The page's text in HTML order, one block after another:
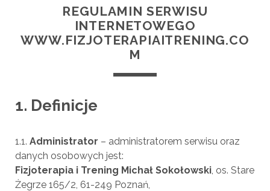
REGULAMIN SERWISU
INTERNETOWEGO
WWW.FIZJOTERAPIAITRENING.CO
M
1. Definicje
1.1. Administrator – administratorem serwisu oraz
danych osobowych jest:
Fizjoterapia i Trening Michał Sokołowski, os. Stare
Żegrze 165/2, 61-249 Poznań,